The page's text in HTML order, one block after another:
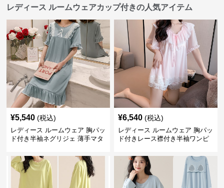
レディース ルームウェアカップ付きの人気アイテム
¥5,540 (税込)
レディース ルームウェア 胸パッ
ド付き半袖ネグリジェ 薄手マタ
¥6,540 (税込)
レディース ルームウェア 胸パッ
ド付きレース襟付き半袖ワンピ